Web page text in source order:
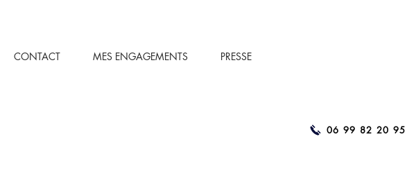
CONTACT MES ENGAGEMENTS PRESSE
06 99 82 20 95